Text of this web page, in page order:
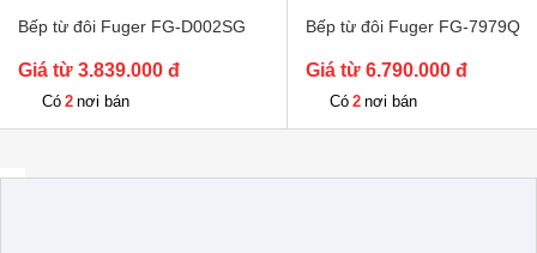
Bếp từ đôi Fuger FG-D002SG
Giá từ 3.839.000 đ
Có 2 nơi bán
Bếp từ đôi Fuger FG-7979Q
Giá từ 6.790.000 đ
Có 2 nơi bán